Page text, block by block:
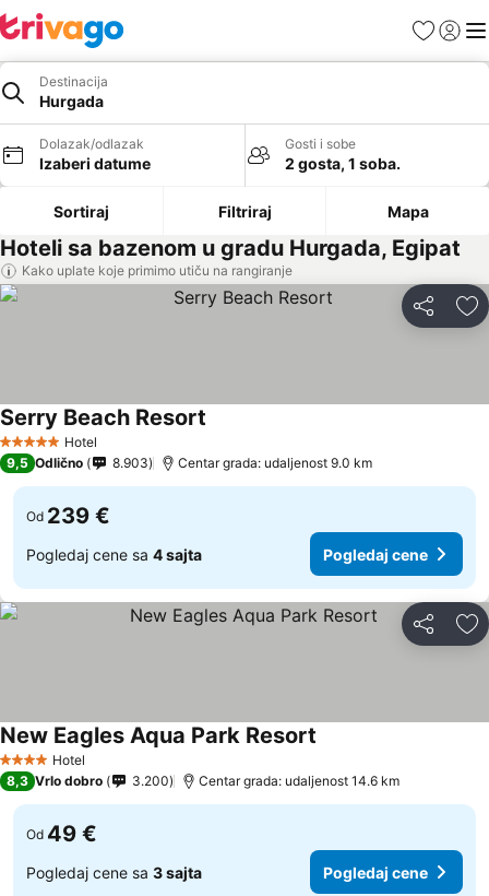
FavoritiPrijavi
Destinacija
Hurgada
Dolazak/odlazak
Izaberi datume
Gosti i sobe
2 gosta, 1 soba.
Sortiraj Filtriraj Mapa
Hoteli sa bazenom u gradu Hurgada, Egipat
Kako uplate koje primimo utiču na rangiranje
Deli
5 ZvezdiceHotel
Serry Beach Resort
9,5 Odlično 8.903 Centar grada: udaljenost 9.0 km
Od 239 €
Pogledaj cene sa 4 sajta Pogledaj cene
Deli
4 ZvezdiceHotel
New Eagles Aqua Park Resort
8,3 Vrlo dobro 3.200 Centar grada: udaljenost 14.6 km
Od 49 €
Pogledaj cene sa 3 sajta Pogledaj cene